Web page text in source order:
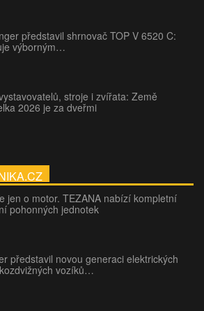
představil shrnovač TOP V 6520 C:
výborným…
stroje i zvířata: Země
2026 je za dveřmi
jen o motor. TEZANA nabízí kompletní
pohonných jednotek
představil novou generaci elektrických
vozíků…